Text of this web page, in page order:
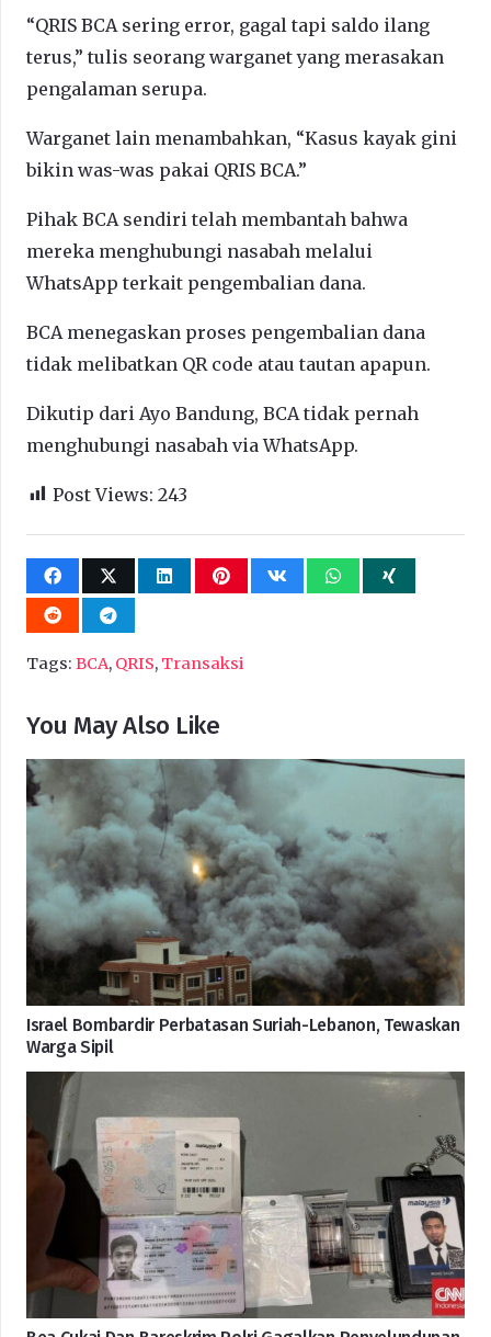
“QRIS BCA sering error, gagal tapi saldo ilang
terus,” tulis seorang warganet yang merasakan
pengalaman serupa.
Warganet lain menambahkan, “Kasus kayak gini
bikin was-was pakai QRIS BCA.”
Pihak BCA sendiri telah membantah bahwa
mereka menghubungi nasabah melalui
WhatsApp terkait pengembalian dana.
BCA menegaskan proses pengembalian dana
tidak melibatkan QR code atau tautan apapun.
Dikutip dari Ayo Bandung, BCA tidak pernah
menghubungi nasabah via WhatsApp.
Post Views: 243
Tags: BCA, QRIS, Transaksi
You May Also Like
Israel Bombardir Perbatasan Suriah-Lebanon, Tewaskan
Warga Sipil